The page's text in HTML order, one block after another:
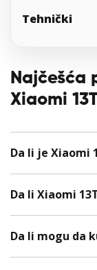
Tehnički
Najčešća
Xiaomi
Da li je Xiaomi
Da li Xiaomi
Da li mogu da